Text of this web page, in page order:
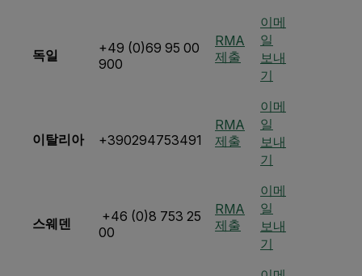
독일
+49 (0)69 95 00
900
RMA
제출
이메
일
보내
기
이탈리아 +390294753491
RMA
제출
이메
일
보내
기
스웨덴
+46 (0)8 753 25
00
RMA
제출
이메
일
보내
기